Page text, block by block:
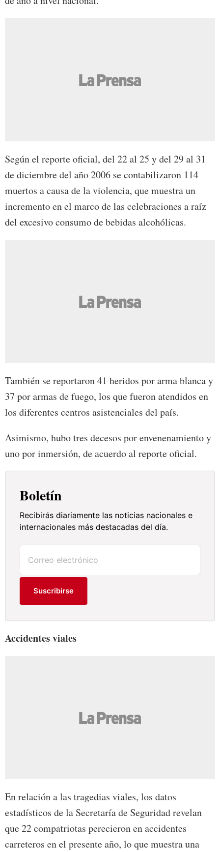
Según el reporte oficial, del 22 al 25 y del 29 al 31
de diciembre del año 2006 se contabilizaron 114
muertos a causa de la violencia, que muestra un
incremento en el marco de las celebraciones a raíz
del excesivo consumo de bebidas alcohólicas.
También se reportaron 41 heridos por arma blanca y
37 por armas de fuego, los que fueron atendidos en
los diferentes centros asistenciales del país.
Asimismo, hubo tres decesos por envenenamiento y
uno por inmersión, de acuerdo al reporte oficial.
Boletín
Recibirás diariamente las noticias nacionales e
internacionales más destacadas del día.
Suscribirse
Accidentes viales
En relación a las tragedias viales, los datos
estadísticos de la Secretaría de Seguridad revelan
que 22 compatriotas perecieron en accidentes
carreteros en el presente año, lo que muestra una